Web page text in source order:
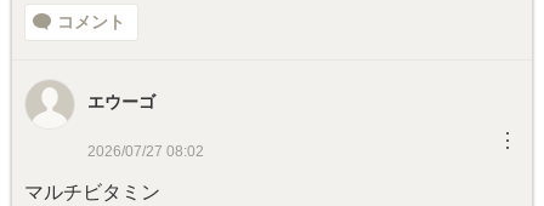
コメント
エウーゴ
2026/07/27 08:02 ︙
マルチビタミン